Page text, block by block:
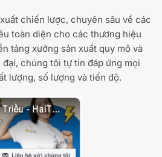
chiến lược, chuyên sâu về các
toàn diện cho các thương hiệu
tảng xưởng sản xuất quy mô và
chúng tôi tự tin đáp ứng mọi
lượng, số lượng và tiến độ.